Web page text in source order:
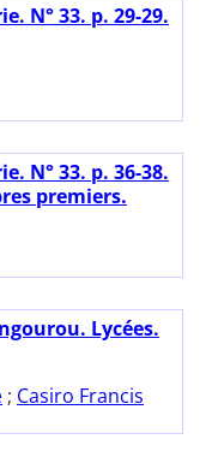
N° 33. p. 29-29.
N° 33. p. 36-38.
premiers.
Lycées.
; Casiro Francis